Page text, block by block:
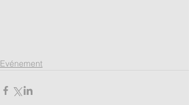
Evénement